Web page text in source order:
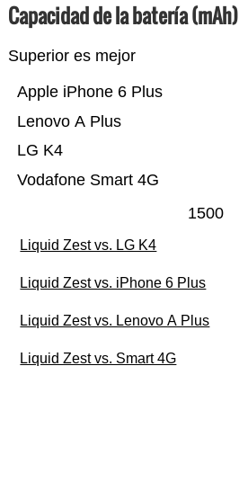
Capacidad de la batería (mAh)
Superior es mejor
Vodafone Smart 4G
LG K4
Lenovo A Plus
Apple iPhone 6 Plus
1500
Liquid Zest vs. LG K4
Liquid Zest vs. iPhone 6 Plus
Liquid Zest vs. Lenovo A Plus
Liquid Zest vs. Smart 4G